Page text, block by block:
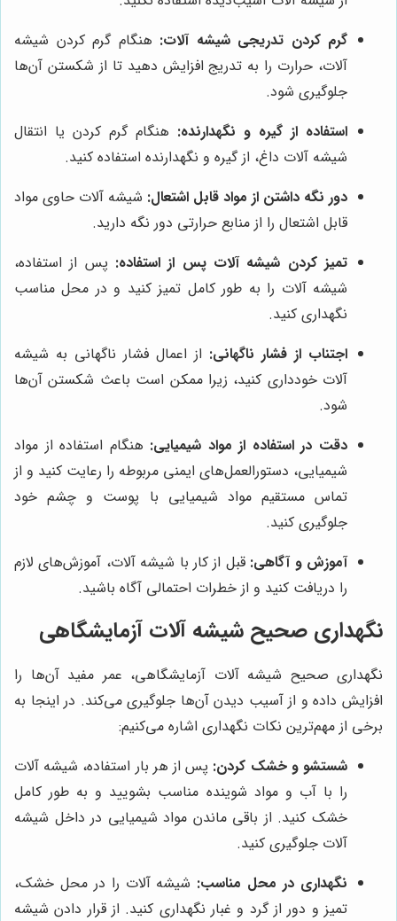
گرم کردن تدریجی شیشه آلات: هنگام گرم کردن شیشه
آلات، حرارت را به تدریج افزایش دهید تا از شکستن آن‌ها
جلوگیری شود.
استفاده از گیره و نگهدارنده: هنگام گرم کردن یا انتقال
شیشه آلات داغ، از گیره و نگهدارنده استفاده کنید.
دور نگه داشتن از مواد قابل اشتعال: شیشه آلات حاوی مواد
قابل اشتعال را از منابع حرارتی دور نگه دارید.
تمیز کردن شیشه آلات پس از استفاده: پس از استفاده،
شیشه آلات را به طور کامل تمیز کنید و در محل مناسب
نگهداری کنید.
اجتناب از فشار ناگهانی: از اعمال فشار ناگهانی به شیشه
آلات خودداری کنید، زیرا ممکن است باعث شکستن آن‌ها
شود.
دقت در استفاده از مواد شیمیایی: هنگام استفاده از مواد
شیمیایی، دستورالعمل‌های ایمنی مربوطه را رعایت کنید و از
تماس مستقیم مواد شیمیایی با پوست و چشم خود
جلوگیری کنید.
آموزش و آگاهی: قبل از کار با شیشه آلات، آموزش‌های لازم
را دریافت کنید و از خطرات احتمالی آگاه باشید.
نگهداری صحیح شیشه آلات آزمایشگاهی
نگهداری صحیح شیشه آلات آزمایشگاهی، عمر مفید آن‌ها را
افزایش داده و از آسیب دیدن آن‌ها جلوگیری می‌کند. در اینجا به
برخی از مهم‌ترین نکات نگهداری اشاره می‌کنیم:
شستشو و خشک کردن: پس از هر بار استفاده، شیشه آلات
را با آب و مواد شوینده مناسب بشویید و به طور کامل
خشک کنید. از باقی ماندن مواد شیمیایی در داخل شیشه
آلات جلوگیری کنید.
نگهداری در محل مناسب: شیشه آلات را در محل خشک،
تمیز و دور از گرد و غبار نگهداری کنید. از قرار دادن شیشه